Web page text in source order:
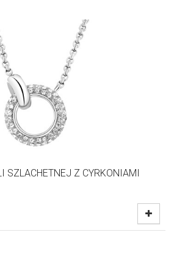
SZLACHETNEJ Z CYRKONIAMI